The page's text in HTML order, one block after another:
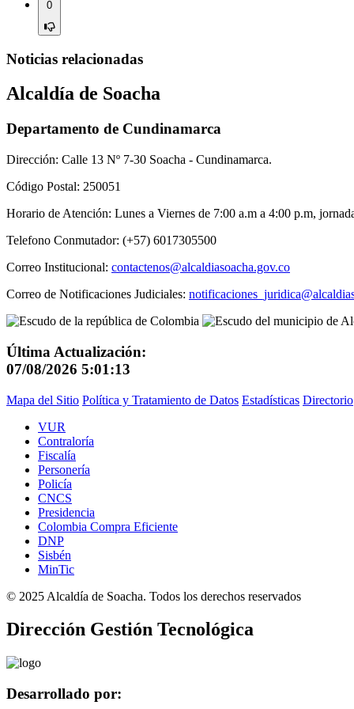
0
Noticias relacionadas
Alcaldía de Soacha
Departamento de Cundinamarca
Dirección: Calle 13 Nº 7-30 Soacha - Cundinamarca.
Código Postal: 250051
Horario de Atención: Lunes a Viernes de 7:00 a.m a 4:00 p.m,
Telefono Conmutador: (+57) 6017305500
Correo Institucional: contactenos@alcaldiasoacha.gov.co
Correo de Notificaciones Judiciales:
Última Actualización:
07/08/2026 5:01:13
Mapa del Sitio Política y Tratamiento de Datos Estadísticas Directorio
VUR
Contraloría
Fiscalía
Personería
Policía
CNCS
Presidencia
Colombia Compra Eficiente
DNP
Sisbén
MinTic
© 2025 Alcaldía de Soacha. Todos los derechos reservados
Dirección Gestión Tecnológica
Desarrollado por: